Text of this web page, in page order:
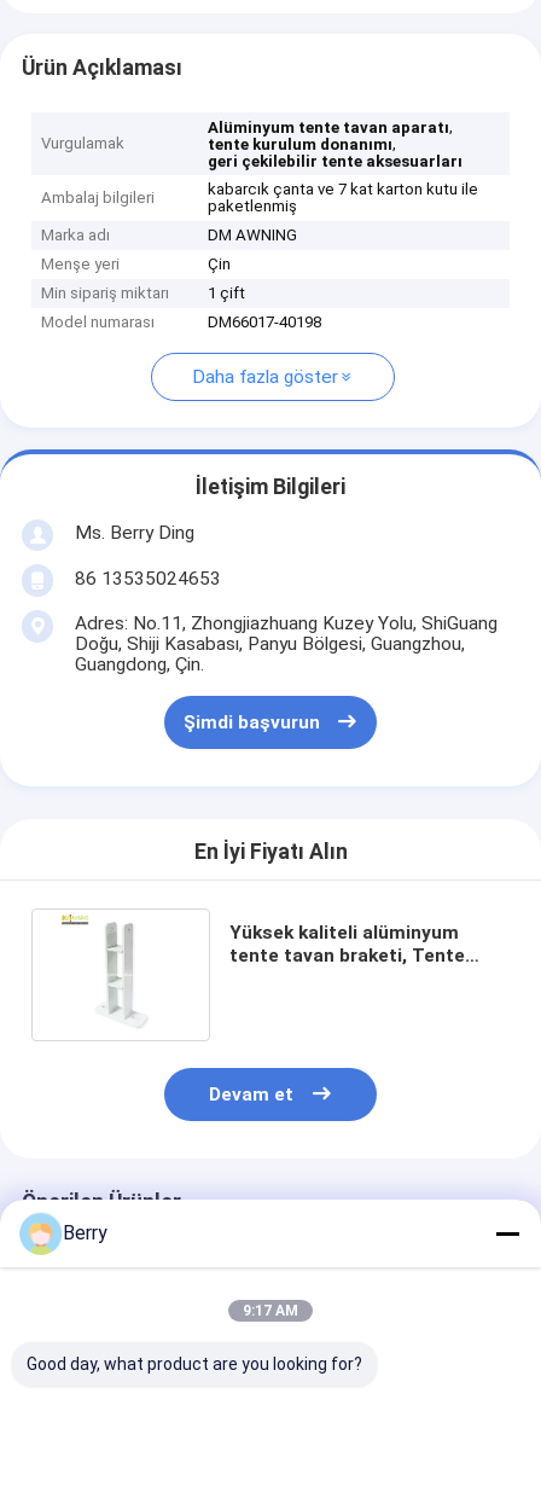
Ürün Açıklaması
Vurgulamak
Alüminyum tente tavan aparatı,
tente kurulum donanımı,
geri çekilebilir tente aksesuarları
Ambalaj bilgileri
kabarcık çanta ve 7 kat karton kutu ile
paketlenmiş
Marka adı
DM AWNING
Menşe yeri
Çin
Min sipariş miktarı
1 çift
Model numarası
DM66017-40198
Daha fazla göster
İletişim Bilgileri
Ms. Berry Ding
86 13535024653
Adres: No.11, Zhongjiazhuang Kuzey Yolu, ShiGuang
Doğu, Shiji Kasabası, Panyu Bölgesi, Guangzhou,
Guangdong, Çin.
Şimdi başvurun
En İyi Fiyatı Alın
Yüksek kaliteli alüminyum
tente tavan braketi, Tente
Devam et
Önerilen Ürünler
Berry
9:17 AM
Good day, what product are you looking for?